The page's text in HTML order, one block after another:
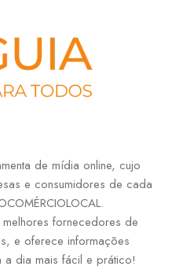
de mídia online, cujo
e consumidores de cada
fornecedores de
e oferece informações
a dia mais fácil e prático!